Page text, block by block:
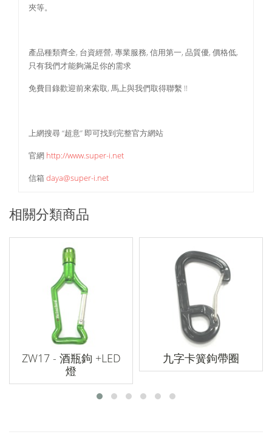
夾等。
產品種類齊全, 台資經營, 專業服務, 信用第一, 品質優, 價格低,
只有我們才能夠滿足你的需求
免費目錄歡迎前來索取, 馬上與我們取得聯繫 !!
上網搜尋 “超意” 即可找到完整官方網站
官網 http://www.super-i.net
信箱daya@super-i.net
相關分類商品
ZW17 - 酒瓶鉤 +LED
燈
九字卡簧鉤帶圈